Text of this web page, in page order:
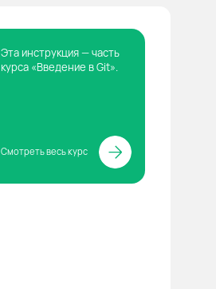
Эта инструкция — часть
курса «Введение в Git».
Смотреть весь курс